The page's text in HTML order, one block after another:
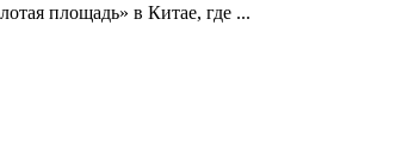
площадь» в Китае, где ...